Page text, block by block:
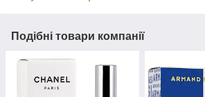
Подібні товари компанії